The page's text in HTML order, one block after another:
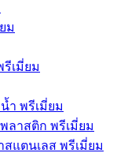
ม
เมี่ยม
ำ พรีเมี่ยม
ลาสติก พรีเมี่ยม
แตนเลส พรีเมี่ยม